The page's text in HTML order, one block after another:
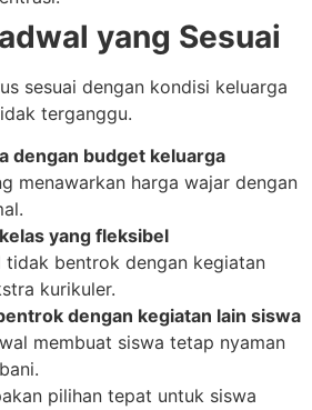
yang Sesuai
sesuai dengan kondisi keluarga
terganggu.
dengan budget keluarga
menawarkan harga wajar dengan
yang fleksibel
tidak bentrok dengan kegiatan
kurikuler.
dengan kegiatan lain siswa
membuat siswa tetap nyaman
pilihan tepat untuk siswa